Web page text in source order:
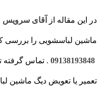
در این مقاله از آقای سرویس
ماشین لباسشویی را بررسی
09138193848 . تماس گرفته
تعمیر یا تعویض دیگ ماشین